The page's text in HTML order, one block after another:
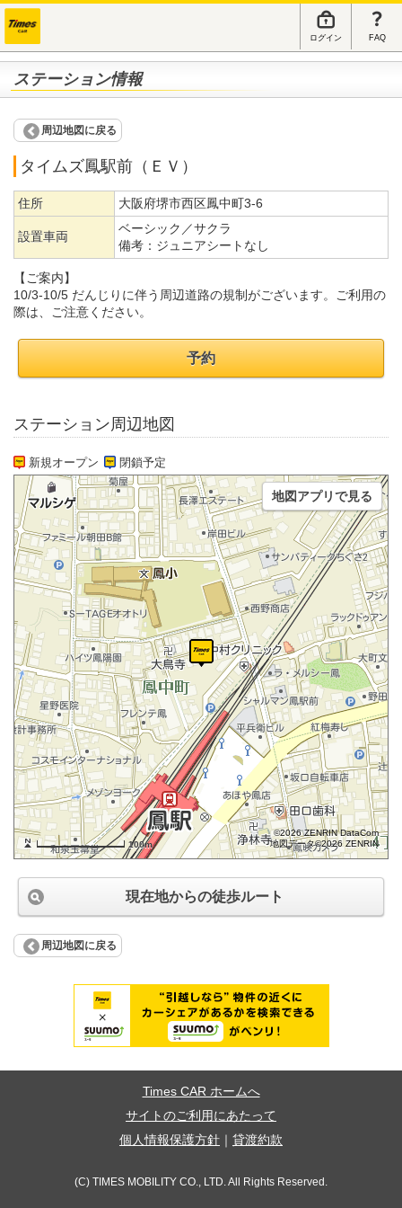
ログイン FAQ
ステーション情報
周辺地図に戻る
タイムズ鳳駅前（ＥＶ）
住所 大阪府堺市西区鳳中町3-6
設置車両
ベーシック／サクラ
備考： ジュニアシートなし
【ご案内】
10/3-10/5 だんじりに伴う周辺道路の規制がございます。ご利用の
際は、ご注意ください。
予約
ステーション周辺地図
新規オープン 閉鎖予定
100m
©2026 ZENRIN DataCom
地図データ©2026 ZENRIN
地図アプリで見る
現在地からの徒歩ルート
周辺地図に戻る
Times CAR ホームへ
サイトのご利用にあたって
個人情報保護方針
貸渡約款
(C) TIMES MOBILITY CO., LTD. All Rights Reserved.